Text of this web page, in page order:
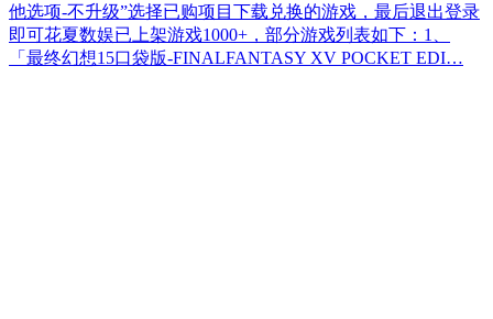
他选项-不升级”选择已购项目下载兑换的游戏，最后退出登录
即可花夏数娱已上架游戏1000+，部分游戏列表如下：1、
「最终幻想15口袋版-FINALFANTASY XV POCKET EDI…